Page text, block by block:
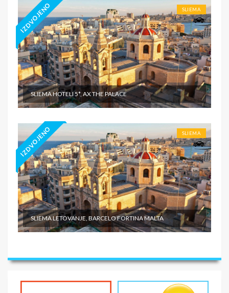
IZDVOJENO SLIEMA
SLIEMA HOTELI 5*, AX THE PALACE
IZDVOJENO SLIEMA
SLIEMA LETOVANJE, BARCELO FORTINA MALTA